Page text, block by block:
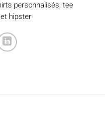
personnalisés, tee
hipster